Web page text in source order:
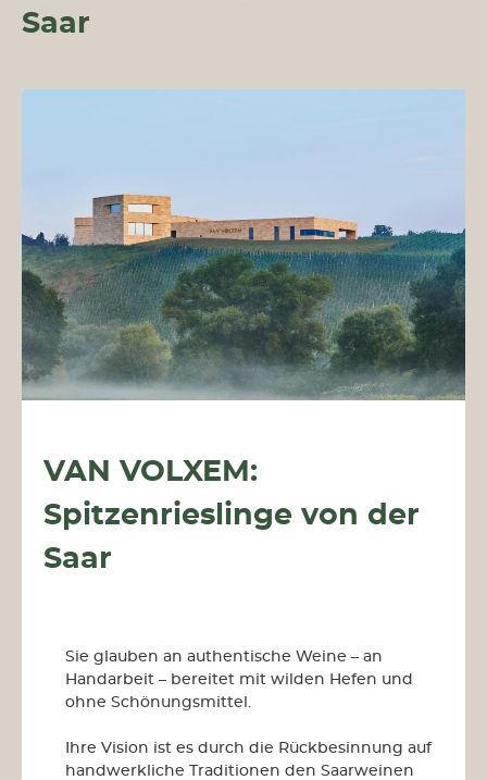
Saar
VAN VOLXEM:
Spitzenrieslinge von der
Saar
Sie glauben an authentische Weine – an
Handarbeit – bereitet mit wilden Hefen und
ohne Schönungsmittel.
Ihre Vision ist es durch die Rückbesinnung auf
handwerkliche Traditionen den Saarweinen